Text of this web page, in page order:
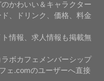
かわいい＆キャラクター
、ドリンク、価格、料金
情報、求人情報も掲載無
ボカフェメンバーシップ
ェ.comのユーザーへ直接